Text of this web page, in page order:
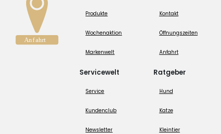
Produkte
Wochenaktion
Markenwelt
Servicewelt
Service
Kundenclub
Newsletter
Kontakt
Öffnungszeiten
Anfahrt
Ratgeber
Hund
Katze
Kleintier